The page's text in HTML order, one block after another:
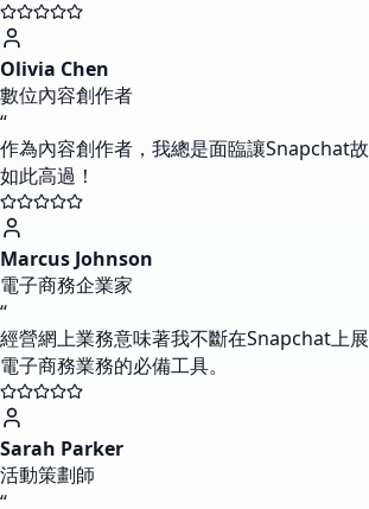
Olivia Chen
數位內容創作者
“
作為內容創作者，我總是面臨讓Snapchat
如此高過！
Marcus Johnson
電子商務企業家
“
經營網上業務意味著我不斷在Snapchat上
電子商務業務的必備工具。
Sarah Parker
活動策劃師
“